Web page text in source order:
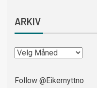
ARKIV
Follow @Eikernyttno